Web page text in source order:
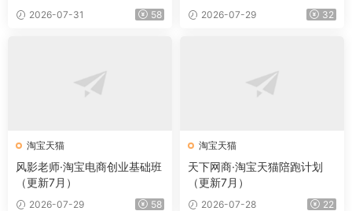
2026-07-31 58 2026-07-29 32
淘宝天猫
风影老师·淘宝电商创业基础班
（更新7月）
2026-07-29 58
淘宝天猫
天下网商·淘宝天猫陪跑计划
（更新7月）
2026-07-28 22